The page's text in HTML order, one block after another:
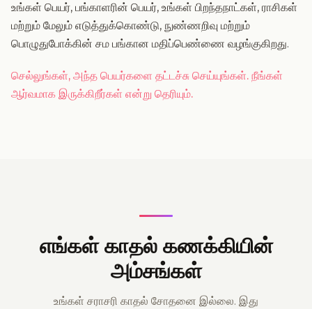
உங்கள் பெயர், பங்காளரின் பெயர், உங்கள் பிறந்தநாட்கள், ராசிகள்
மற்றும் மேலும் எடுத்துக்கொண்டு, நுண்ணறிவு மற்றும்
பொழுதுபோக்கின் சம பங்கான மதிப்பெண்ணை வழங்குகிறது.
செல்லுங்கள், அந்த பெயர்களை தட்டச்சு செய்யுங்கள். நீங்கள்
ஆர்வமாக இருக்கிறீர்கள் என்று தெரியும்.
எங்கள் காதல் கணக்கியின்
அம்சங்கள்
உங்கள் சராசரி காதல் சோதனை இல்லை. இது